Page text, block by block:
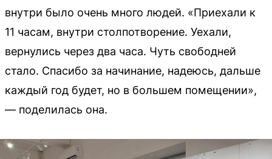
внутри было очень много людей. «Приехали к
11 часам, внутри столпотворение. Уехали,
вернулись через два часа. Чуть свободней
стало. Спасибо за начинание, надеюсь, дальше
каждый год будет, но в большем помещении»,
— поделилась она.